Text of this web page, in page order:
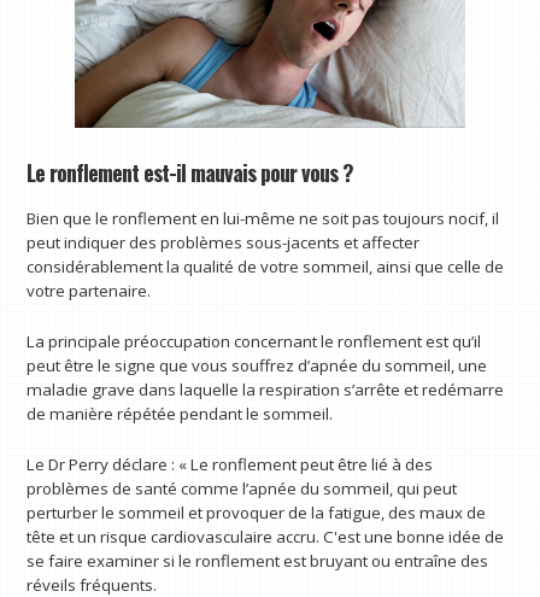
Le ronflement est-il mauvais pour vous ?
Bien que le ronflement en lui-même ne soit pas toujours nocif, il
peut indiquer des problèmes sous-jacents et affecter
considérablement la qualité de votre sommeil, ainsi que celle de
votre partenaire.
La principale préoccupation concernant le ronflement est qu’il
peut être le signe que vous souffrez d’apnée du sommeil, une
maladie grave dans laquelle la respiration s’arrête et redémarre
de manière répétée pendant le sommeil.
Le Dr Perry déclare : « Le ronflement peut être lié à des
problèmes de santé comme l’apnée du sommeil, qui peut
perturber le sommeil et provoquer de la fatigue, des maux de
tête et un risque cardiovasculaire accru. C'est une bonne idée de
se faire examiner si le ronflement est bruyant ou entraîne des
réveils fréquents.